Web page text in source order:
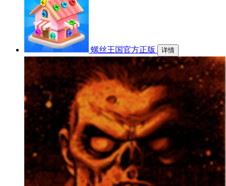
螺丝王国官方正版 详情